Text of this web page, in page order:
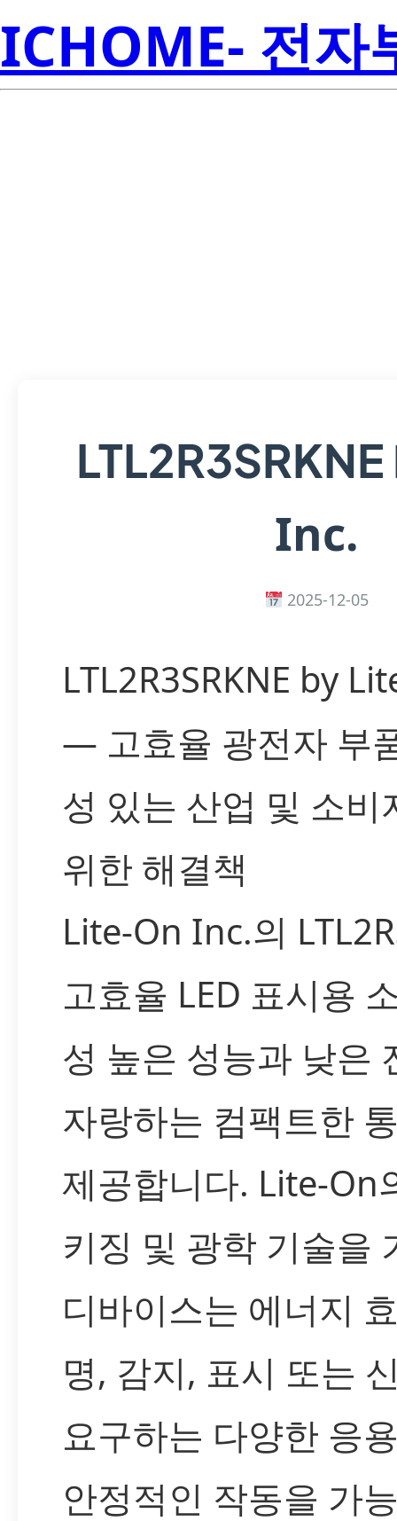
ICHOME- 전자
LTL2R3SRKNE
Inc.
2025-12-05
LTL2R3SRKNE by
— 고효율 광전자 부
성 있는 산업 및 소비
위한 해결책
Lite-On Inc.의
고효율 LED 표시용
성 높은 성능과 낮은
자랑하는 컴팩트한
제공합니다. Lite-On
키징 및 광학 기술을
디바이스는 에너지
명, 감지, 표시 또는
요구하는 다양한 응
안정적인 작동을 가